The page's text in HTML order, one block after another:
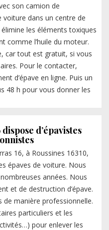
son camion de
dans un centre de
les éléments toxiques
comme l’huile du moteur.
car tout est gratuit, si vous
Pour le contacter,
d’épave en ligne. Puis un
48 h pour vous donner les
d’épavistes
16, à Roussines 16310,
épaves de voiture. Nous
années. Nous
et de destruction d’épave.
manière professionnelle.
particuliers et les
pour enlever les